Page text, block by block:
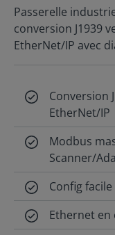
Passerelle
conversion J1939
EtherNet/IP avec
Conversion
EtherNet/IP
Modbus
Scanner/
Config
Ethernet en